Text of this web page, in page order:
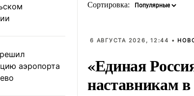
аэропорта
Сортировка:
6 АВГУСТА 2026, 12:44 •
«Единая
наставникам